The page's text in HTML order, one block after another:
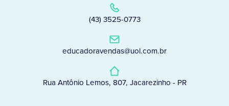
(43) 3525-0773
educadoravendas@uol.com.br
Rua Antônio Lemos, 807, Jacarezinho - PR